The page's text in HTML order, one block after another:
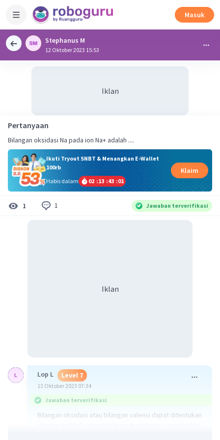
Masuk
Stephanus M
12 Oktober 2023 15:53
Iklan
Pertanyaan
Bilangan oksidasi Na pada ion Na+ adalah ....
Ikuti Tryout SNBT & Menangkan E-Wallet
100rb
Habis dalam
02 :13 :43 :01
Klaim
1 1 Jawaban terverifikasi
Iklan
Lop L Level 7
13 Oktober 2023 07:34
Jawaban terverifikasi
Bilangan oksidasi atau bilangan valensi dapat ditentukan